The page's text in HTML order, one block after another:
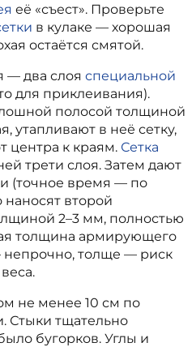
её «съест». Проверьте
в кулаке — хорошая
остаётся смятой.
— два слоя специальной
для приклеивания).
полосой толщиной
утапливают в неё сетку,
центра к краям. Сетка
трети слоя. Затем дают
(точное время — по
наносят второй
2–3 мм, полностью
толщина армирующего
толще — риск
не менее 10 см по
Стыки тщательно
бугорков. Углы и